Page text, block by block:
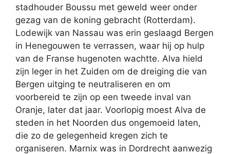
stadhouder Boussu met geweld weer onder
gezag van de koning gebracht (Rotterdam).
Lodewijk van Nassau was erin geslaagd Bergen
in Henegouwen te verrassen, waar hij op hulp
van de Franse hugenoten wachtte. Alva hield
zijn leger in het Zuiden om de dreiging die van
Bergen uitging te neutraliseren en om
voorbereid te zijn op een tweede inval van
Oranje, later dat jaar. Voorlopig moest Alva de
steden in het Noorden dus ongemoeid laten,
die zo de gelegenheid kregen zich te
organiseren. Marnix was in Dordrecht aanwezig